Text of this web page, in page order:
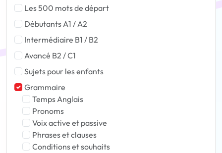
Les 500 mots de départ
Débutants A1 / A2
Intermédiaire B1 / B2
Avancé B2 / C1
Sujets pour les enfants
Grammaire
Temps Anglais
Pronoms
Voix active et passive
Phrases et clauses
Conditions et souhaits